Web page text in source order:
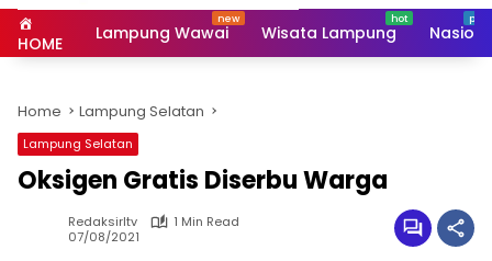
HOME Lampung Wawai Wisata Lampung
Home Lampung Selatan
Lampung Selatan
Oksigen Gratis Diserbu Warga
Redaksirltv
1 Min Read
07/08/2021